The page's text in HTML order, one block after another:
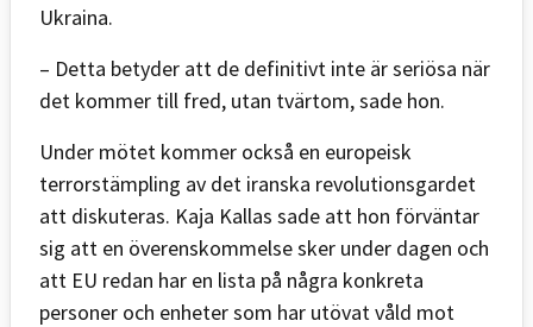
Ukraina.
– Detta betyder att de definitivt inte är seriösa när
det kommer till fred, utan tvärtom, sade hon.
Under mötet kommer också en europeisk
terrorstämpling av det iranska revolutionsgardet
att diskuteras. Kaja Kallas sade att hon förväntar
sig att en överenskommelse sker under dagen och
att EU redan har en lista på några konkreta
personer och enheter som har utövat våld mot